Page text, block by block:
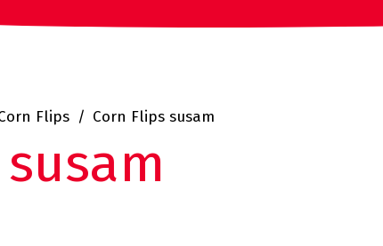
Flips Corn Flips susam